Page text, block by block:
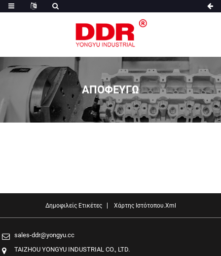
ΑΠΟΦΕΥΓΩ
Δημοφιλείς Ετικέτες Χάρτης Ιστότοπου.xml
sales-ddr@yongyu.cc
TAIZHOU YONGYU INDUSTRIAL CO., LTD.